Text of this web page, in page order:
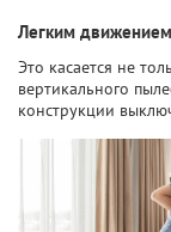
Легким
Это касается не
вертикального
конструкции